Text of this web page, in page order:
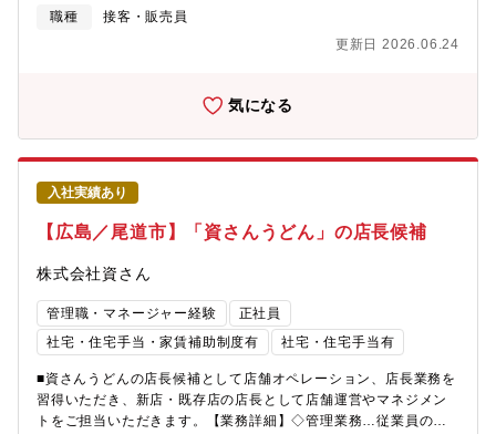
境が整っています。フレックス・残業少・年間休日125日と働く環
ハリをつけて働くことができます。入社後研修→2～3年で店長登
店舗あたり、店舗マネージャー（1名）ー契約社員（1～3名）ーア
ルバイトスタッフ(50-100名程度)が在籍しております。【一蘭の
特徴】天然とんこつラーメン専門店の一蘭は、 福岡発祥の「とん
こつラーメンを世界一研究する会社」として全世界に展開を 進め
ている成長企業です。世界中の多く地域より出店要望を頂戴して
おります。ただ、数値のみを追いかけるような事はいたしませ
ん。人材育成に力を注ぎ、十分なタイミングで出店。「全て直営
店」であることも徹底しております。
職種
接客・販売員
更新日 2026.06.24
気になる
入社実績あり
【広島／尾道市】「資さんうどん」の店長候補
株式会社資さん
管理職・マネージャー経験
正社員
社宅・住宅手当・家賃補助制度有
社宅・住宅手当有
■資さんうどんの店長候補として店舗オペレーション、店長業務を
習得いただき、新店・既存店の店長として店舗運営やマネジメン
トをご担当いただきます。【業務詳細】◇管理業務…従業員のシ